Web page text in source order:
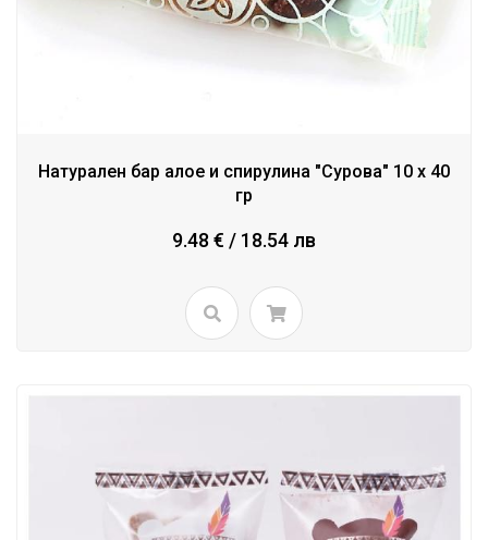
Натурален бар алое и спирулина "Сурова" 10 х 40
гр
9.48 € / 18.54 лв